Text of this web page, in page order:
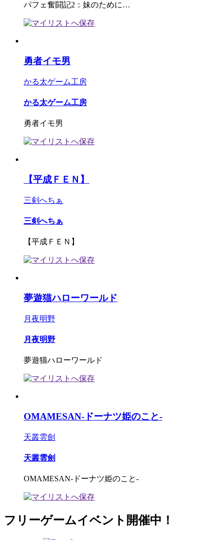
パフェ奮闘記2：妹のために…
勇者イモ男
かる太ゲーム工房
かる太ゲーム工房
勇者イモ男
【平成ＦＥＮ】
三剣へちぁ
三剣へちぁ
【平成ＦＥＮ】
夢遊猫ハローワールド
月夜明野
月夜明野
夢遊猫ハローワールド
OMAMESAN-ドーナツ姫のこと-
天叢雲劍
天叢雲劍
OMAMESAN-ドーナツ姫のこと-
フリーゲームイベント開催中！